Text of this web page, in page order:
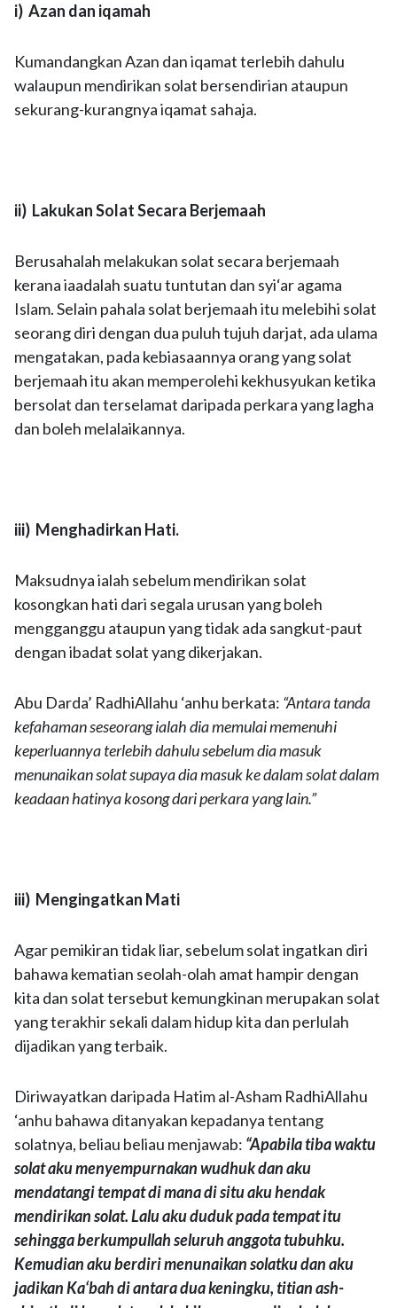
i) Azan dan iqamah
Kumandangkan Azan dan iqamat terlebih dahulu
walaupun mendirikan solat bersendirian ataupun
sekurang-kurangnya iqamat sahaja.
ii) Lakukan Solat Secara Berjemaah
Berusahalah melakukan solat secara berjemaah
kerana iaadalah suatu tuntutan dan syi‘ar agama
Islam. Selain pahala solat berjemaah itu melebihi solat
seorang diri dengan dua puluh tujuh darjat, ada ulama
mengatakan, pada kebiasaannya orang yang solat
berjemaah itu akan memperolehi kekhusyukan ketika
bersolat dan terselamat daripada perkara yang lagha
dan boleh melalaikannya.
iii) Menghadirkan Hati.
Maksudnya ialah sebelum mendirikan solat
kosongkan hati dari segala urusan yang boleh
mengganggu ataupun yang tidak ada sangkut-paut
dengan ibadat solat yang dikerjakan.
Abu Darda’ RadhiAllahu ‘anhu berkata: “Antara tanda
kefahaman seseorang ialah dia memulai memenuhi
keperluannya terlebih dahulu sebelum dia masuk
menunaikan solat supaya dia masuk ke dalam solat dalam
keadaan hatinya kosong dari perkara yang lain.”
iii) Mengingatkan Mati
Agar pemikiran tidak liar, sebelum solat ingatkan diri
bahawa kematian seolah-olah amat hampir dengan
kita dan solat tersebut kemungkinan merupakan solat
yang terakhir sekali dalam hidup kita dan perlulah
dijadikan yang terbaik.
Diriwayatkan daripada Hatim al-Asham RadhiAllahu
‘anhu bahawa ditanyakan kepadanya tentang
solatnya, beliau beliau menjawab: “Apabila tiba waktu
solat aku menyempurnakan wudhuk dan aku
mendatangi tempat di mana di situ aku hendak
mendirikan solat. Lalu aku duduk pada tempat itu
sehingga berkumpullah seluruh anggota tubuhku.
Kemudian aku berdiri menunaikan solatku dan aku
jadikan Ka‘bah di antara dua keningku, titian ash-